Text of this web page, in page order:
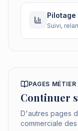
Suivi,
PAGES MÉTIER
Continuer
D'autres pages
commerciale